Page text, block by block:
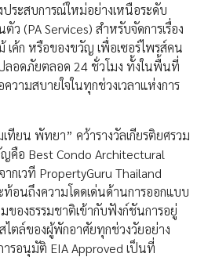
ระสบการณ์ใหม่อย่างเหนือระดับ
(PA Services) สำหรับจัดการเรื่อง
เค้ก หรือของขวัญ เพื่อเซอร์ไพรส์คน
อดภัยตลอด 24 ชั่วโมง ทั้งในพื้นที่
ามสบายใจในทุกช่วงเวลาแห่งการ
ทียน พัทยา” คว้ารางวัลเกียรติยศรวม
คือ Best Condo Architectural
กเวที PropertyGuru Thailand
อนถึงความโดดเด่นด้านการออกแบบ
องธรรมชาติเข้ากับฟังก์ชันการอยู่
ไตล์ของผู้พักอาศัยทุกช่วงวัยอย่าง
รอนุมัติ EIA Approved เป็นที่